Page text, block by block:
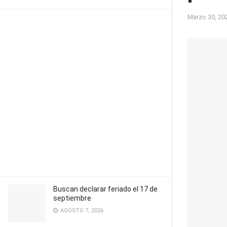
Buscan declarar feriado el 17 de
septiembre
AGOSTO 7, 2026
Marzo 30,